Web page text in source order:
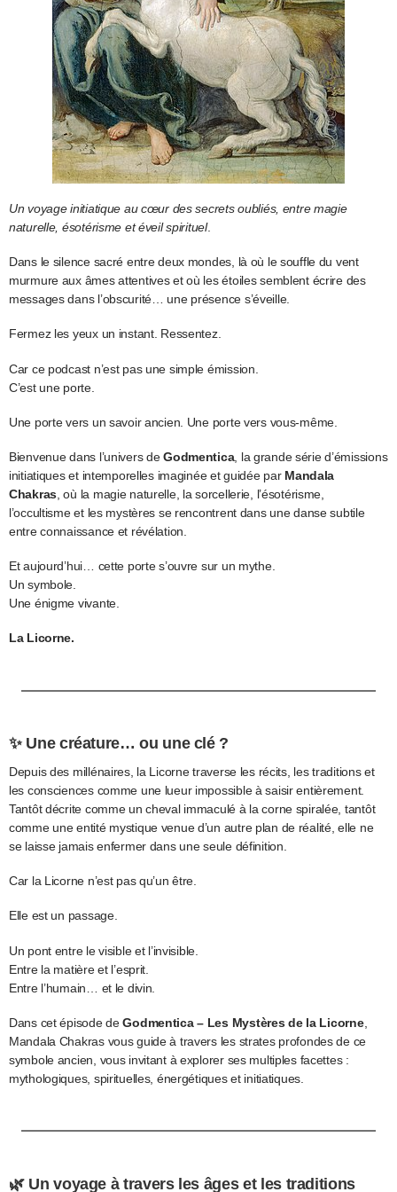
Un voyage initiatique au cœur des secrets oubliés, entre magie
naturelle, ésotérisme et éveil spirituel.
Dans le silence sacré entre deux mondes, là où le souffle du vent
murmure aux âmes attentives et où les étoiles semblent écrire des
messages dans l’obscurité… une présence s’éveille.
Fermez les yeux un instant. Ressentez.
Car ce podcast n’est pas une simple émission.
C’est une porte.
Une porte vers un savoir ancien. Une porte vers vous-même.
Bienvenue dans l’univers deGodmentica, la grande série d’émissions
initiatiques et intemporelles imaginée et guidée par Mandala
Chakras , où la magie naturelle, la sorcellerie, l’ésotérisme,
l’occultisme et les mystères se rencontrent dans une danse subtile
entre connaissance et révélation.
Et aujourd’hui… cette porte s’ouvre sur un mythe.
Un symbole.
Une énigme vivante.
La Licorne.
✨ Une créature… ou une clé ?
Depuis des millénaires, la Licorne traverse les récits, les traditions et
les consciences comme une lueur impossible à saisir entièrement.
Tantôt décrite comme un cheval immaculé à la corne spiralée, tantôt
comme une entité mystique venue d’un autre plan de réalité, elle ne
se laisse jamais enfermer dans une seule définition.
Car la Licorne n’est pas qu’un être.
Elle est un passage.
Un pont entre le visible et l’invisible.
Entre la matière et l’esprit.
Entre l’humain… et le divin.
Dans cet épisode deGodmentica – Les Mystères de la Licorne,
Mandala Chakras vous guide à travers les strates profondes de ce
symbole ancien, vous invitant à explorer ses multiples facettes :
mythologiques, spirituelles, énergétiques et initiatiques.
🌿 Un voyage à travers les âges et les traditions